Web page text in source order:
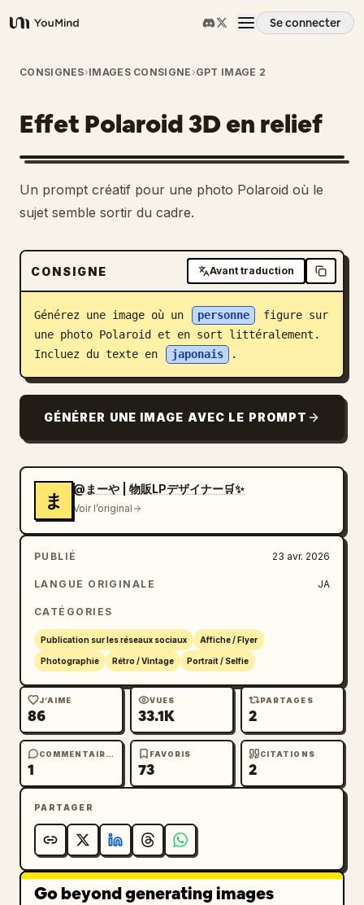
YouMind
Se connecter
Aperçu
Cas d'usage
Télécharger
Blog
Mises à jour
CONSIGNES›IMAGES CONSIGNE ›GPT IMAGE 2
Effet Polaroid 3D en relief
Un prompt créatif pour une photo Polaroid où le
sujet semble sortir du cadre.
CONSIGNE Avant traduction
Générez une image où un personne
figure sur
une photo Polaroid et en sort littéralement.
Incluez du texte en
japonais .
GÉNÉRER UNE IMAGE AVEC LE PROMPT
ま
@まーや | 物販LPデザイナー🛒✨
Voir l’original
PUBLIÉ 23 avr. 2026
LANGUE ORIGINALE JA
CATÉGORIES
Publication sur les réseaux sociaux Affiche / Flyer
Photographie Rétro / Vintage Portrait / Selfie
J’AIME
86
VUES
33.1K
PARTAGES
2
COMMENTAIRES
1
FAVORIS
73
CITATIONS
2
PARTAGER
Go beyond generating images